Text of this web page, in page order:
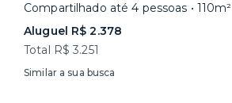
Compartilhado até 4 pessoas • 110m²
Aluguel R$ 2.378
Total R$ 3.251
Similar a sua busca